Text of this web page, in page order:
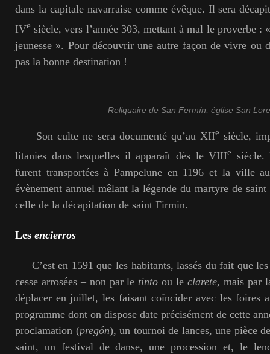
dans la capitale navarraise comme évêque. Il sera
IVe siècle, vers l’année 303, mettant à mal le proverbe :
jeunesse ». Pour découvrir une autre façon de vivre ou
pas la bonne destination !
Reliquaire de San Fermín, église San
Son culte ne sera documenté qu’au XIIe siècle,
litanies dans lesquelles il apparaît dès le VIIIe
siècle.
furent transportées à Pampelune en 1196 et la ville
évènement annuel mêlant la légende du martyre de
celle de la décapitation de saint Firmin.
Les encierros
C’est en 1591 que les habitants, lassés du fait que
cesse arrosées – non par le tinto ou le clarete, mais par
déplacer en juillet, les faisant coïncider avec les foires
programme dont on dispose date précisément de cette
proclamation (pregón), un tournoi de lances, une pièce
saint, un festival de danse, une procession et, le